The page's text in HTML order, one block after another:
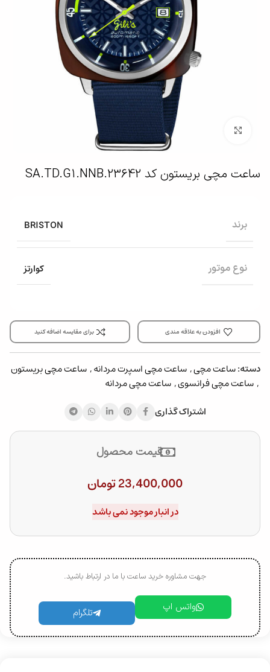
بزرگنمایی تصویر
ساعت مچی بریستون کد 23642.SA.TD.G1.NNB
برند BRISTON
نوع موتور کوارتز
افزودن به علاقه مندی برای مقایسه اضافه کنید
دسته:ساعت مچی, ساعت مچی اسپرت مردانه, ساعت مچی بریستون
, ساعت مچی فرانسوی, ساعت مچی مردانه
اشتراک گذاری
قیمت محصول
23,400,000تومان
در انبار موجود نمی باشد
جهت مشاوره خرید ساعت با ما در ارتباط باشید.
واتس اپ تلگرام